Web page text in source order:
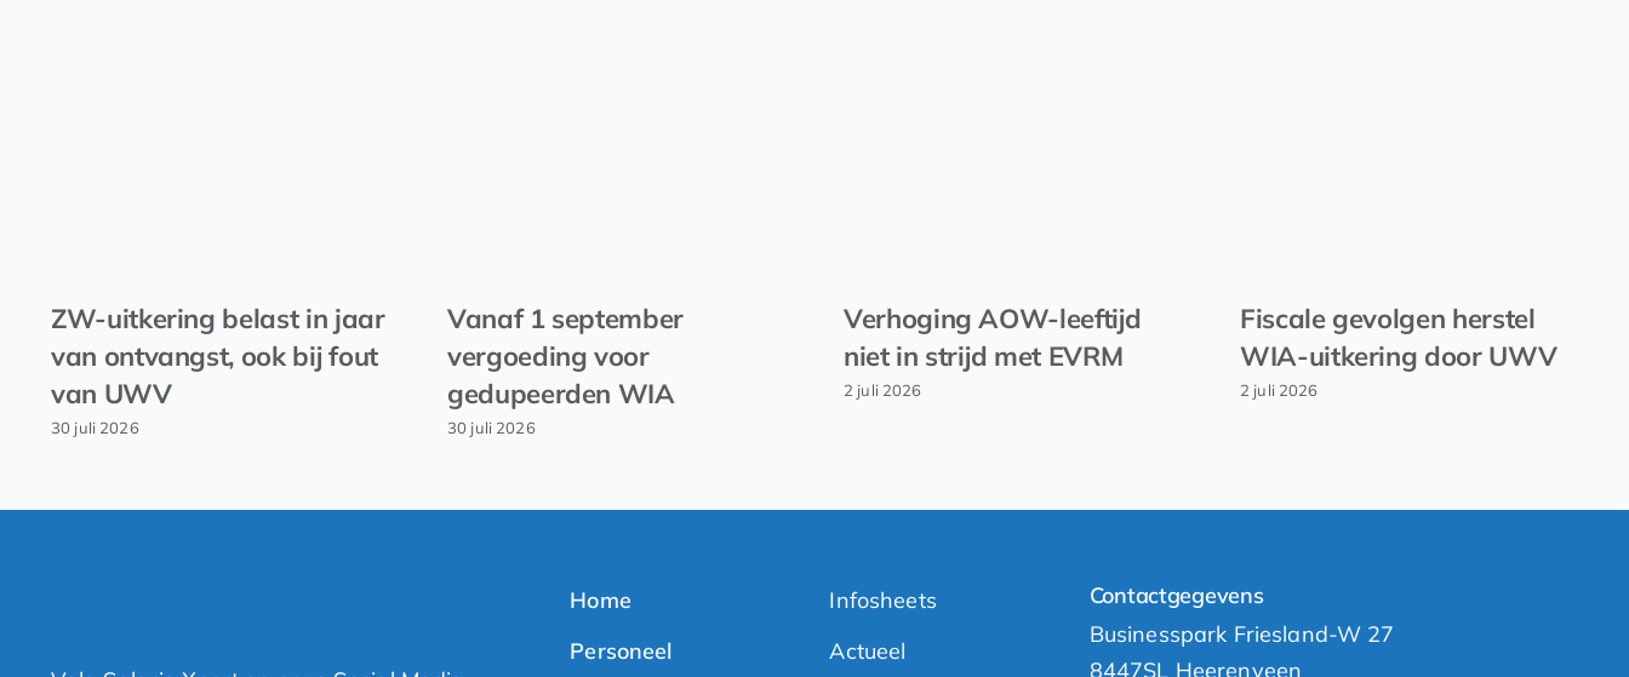
ZW-uitkering belast in jaar
van ontvangst, ook bij fout
van UWV
30 juli 2026
Vanaf 1 september
vergoeding voor
gedupeerden WIA
30 juli 2026
Verhoging AOW-leeftijd
niet in strijd met EVRM
2 juli 2026
Fiscale gevolgen herstel
WIA-uitkering door UWV
2 juli 2026
Home
Personeel
Infosheets
Actueel
Contactgegevens
Businesspark Friesland-W 27
8447SL Heerenveen